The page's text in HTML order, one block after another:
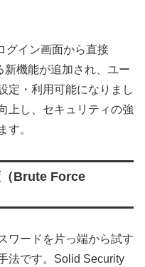
グイン画面から直接
機能が追加され、ユー
定・利用可能になりまし
上し、セキュリティの強
す。
Brute Force
ワードを片っ端から試す
法です。Solid Security